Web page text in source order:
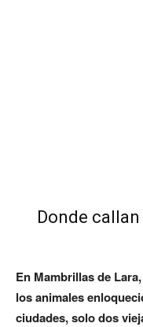
Donde
En Mambrillas de
los animales
ciudades, solo dos